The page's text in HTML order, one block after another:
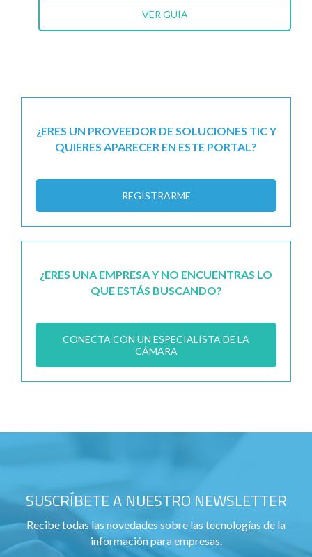
VER GUÍA
¿ERES UN PROVEEDOR DE SOLUCIONES TIC Y
QUIERES APARECER EN ESTE PORTAL?
REGISTRARME
¿ERES UNA EMPRESA Y NO ENCUENTRAS LO
QUE ESTÁS BUSCANDO?
CONECTA CON UN ESPECIALISTA DE LA
CÁMARA
SUSCRÍBETE A NUESTRO NEWSLETTER
Recibe todas las novedades sobre las tecnologías de la
información para empresas.